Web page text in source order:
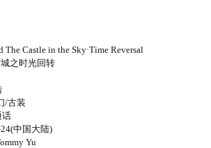
Castle in the Sky·Time Reversal
时光回转
装
中国大陆)
Yu